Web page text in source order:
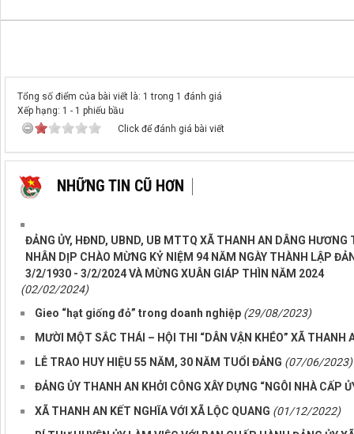
Tổng số điểm của bài viết là: 1 trong 1 đánh giá
Xếp hạng: 1 - 1 phiếu bầu
Click để đánh giá bài viết
NHỮNG TIN CŨ HƠN
ĐẢNG ỦY, HĐND, UBND, UB MTTQ XÃ THANH AN DÂNG
NHÂN DỊP CHÀO MỪNG KỶ NIỆM 94 NĂM NGÀY THÀNH LẬP
3/2/1930 - 3/2/2024 VÀ MỪNG XUÂN GIÁP THÌN NĂM 2024
(02/02/2024)
Gieo “hạt giống đỏ” trong doanh nghiệp (29/08/2023)
MƯỜI MỘT SẮC THÁI – HỘI THI “DÂN VẬN KHÉO” XÃ THANH
LỄ TRAO HUY HIỆU 55 NĂM, 30 NĂM TUỔI ĐẢNG (07/06/2023)
ĐẢNG ỦY THANH AN KHỞI CÔNG XÂY DỰNG “NGÔI NHÀ CẤP
XÃ THANH AN KẾT NGHĨA VỚI XÃ LỘC QUANG (01/12/2022)